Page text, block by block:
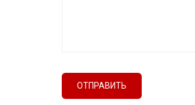
ОТПРАВИТЬ